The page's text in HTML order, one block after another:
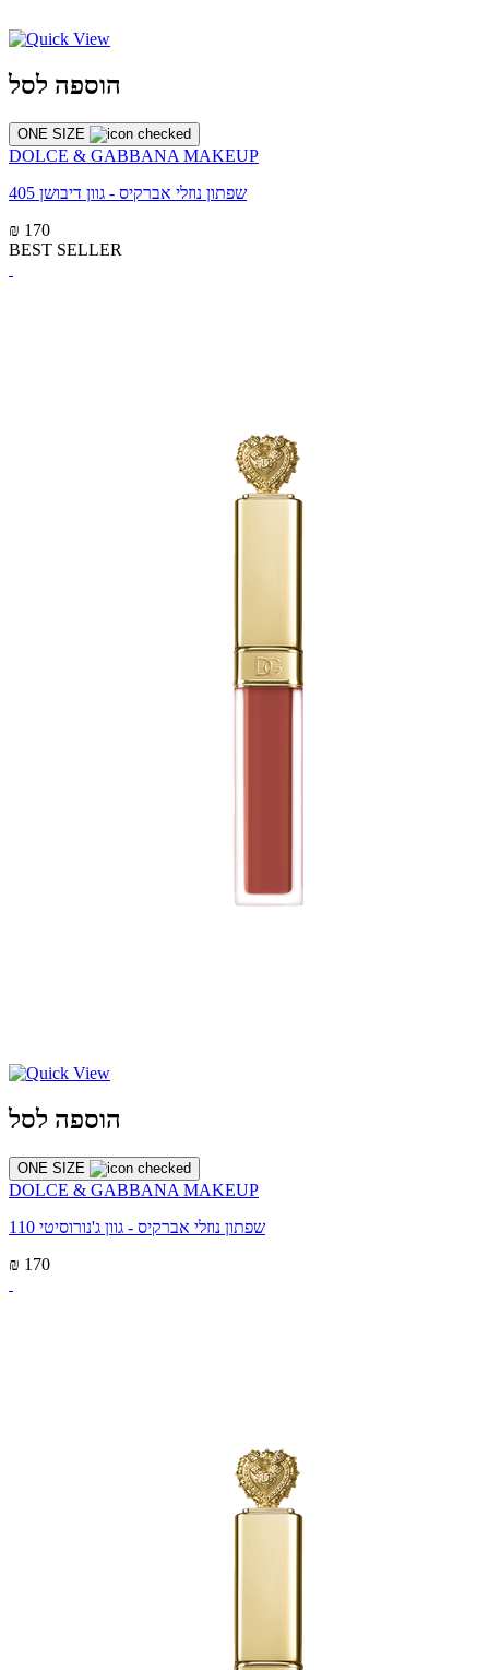
הוספה לסל
ONE SIZE
DOLCE & GABBANA MAKEUP
שפתון נוזלי אברקיס - גוון דיבושן 405
₪ 170
BEST SELLER
הוספה לסל
ONE SIZE
DOLCE & GABBANA MAKEUP
שפתון נוזלי אברקיס - גוון ג'נורוסיטי 110
₪ 170